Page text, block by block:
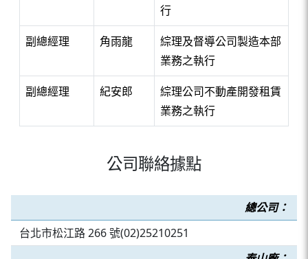
行
副總經理 角雨龍
綜理及督導公司製造本部
業務之執行
副總經理 紀安郎
綜理公司不動產開發租賃
業務之執行
公司聯絡據點
總公司：
台北市松江路 266 號(02)25210251